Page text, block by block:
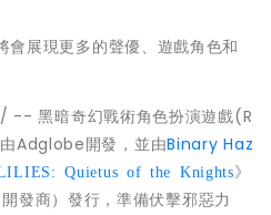
會展現更多的聲優、遊戲角色和
-- 黑暗奇幻戰術角色扮演遊戲(R
由Adglobe開發，並由Binary Haz
Quietus of the Knights》
發商）發行，準備伏擊邪惡力